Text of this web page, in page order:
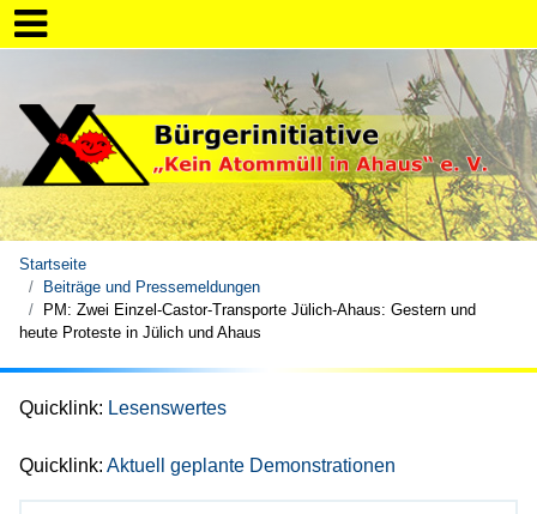
Startseite
Beiträge und Pressemeldungen
PM: Zwei Einzel-Castor-Transporte Jülich-Ahaus: Gestern und
heute Proteste in Jülich und Ahaus
Quicklink: Lesenswertes
Quicklink: Aktuell geplante Demonstrationen